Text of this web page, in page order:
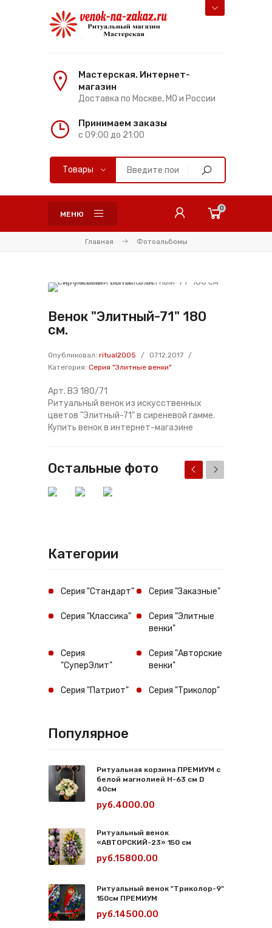
Мастерская. Интернет-
магазин
Доставка по Москве, МО и России
Принимаем заказы
с 09:00 до 21:00
МЕНЮ
0
Главная Фотоальбомы
Венок "Элитный-71" 180
см.
Опубликовал: ritual2005 / 07.12.2017
/
Категория: Серия "Элитные венки"
Арт. ВЭ 180/71
Ритуальный венок из искусственных
цветов "Элитный-71" в сиреневой гамме.
Купить венок в интернет-магазине
Остальные фото
Категории
Серия "Стандарт" Серия "Заказные"
Серия "Классика"
Серия "Элитные
венки"
Серия
"СуперЭлит"
Серия "Авторские
венки"
Серия "Патриот" Серия "Триколор"
Популярное
Ритуальная корзина ПРЕМИУМ с
белой магнолией Н-63 см D
40см
руб.4000.00
Ритуальный венок
«АВТОРСКИЙ-23» 150 см
руб.15800.00
Ритуальный венок "Триколор-9"
150см ПРЕМИУМ
руб.14500.00